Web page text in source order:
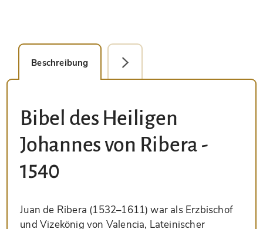
Beschreibung Detailbild
Bibel des Heiligen
Johannes von Ribera -
1540
Juan de Ribera (1532–1611) war als Erzbischof
und Vizekönig von Valencia, Lateinischer